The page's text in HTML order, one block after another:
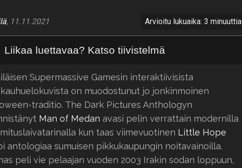
, 11.11.2021 Arvioitu lukuaika: 3 minuuttia
Liikaa luettavaa? Katso tiivistelmä
Supermassive Gamesin interaktiivisista
on muodostunut jo jonkinmoinen
traditio. The Dark Pictures Anthologyn
Man of Medan avasi pelin verrattain modernilla
kun taas viimevuotinen Little Hope
antologiaa sumuisen pikkukaupungin noitavainoilla.
peli vie pelaajan vuoden 2003 Irakin sodan loppuun,